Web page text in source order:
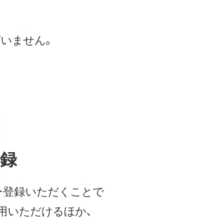
ません。
録いただくことで
ただけるほか、